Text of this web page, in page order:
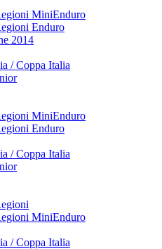
MiniEnduro
Enduro
2014
/ Coppa Italia
MiniEnduro
Enduro
/ Coppa Italia
MiniEnduro
/ Coppa Italia